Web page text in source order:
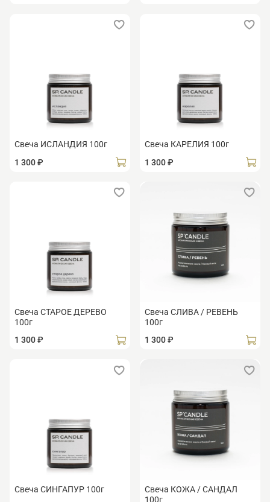
Свеча ИСЛАНДИЯ 100г
1 300 ₽
Свеча КАРЕЛИЯ 100г
1 300 ₽
Свеча СТАРОЕ ДЕРЕВО
100г
1 300 ₽
Свеча СЛИВА / РЕВЕНЬ
100г
1 300 ₽
Свеча СИНГАПУР 100г
Свеча КОЖА / САНДАЛ
100г